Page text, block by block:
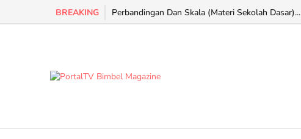
BREAKING Perbandingan Dan Skala (Materi Sekolah Dasar)...